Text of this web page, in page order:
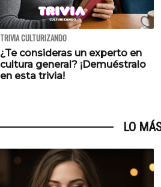
TRIVIA CULTURIZANDO
¿Te consideras un experto en
cultura general? ¡Demuéstralo
en esta trivia!
LO